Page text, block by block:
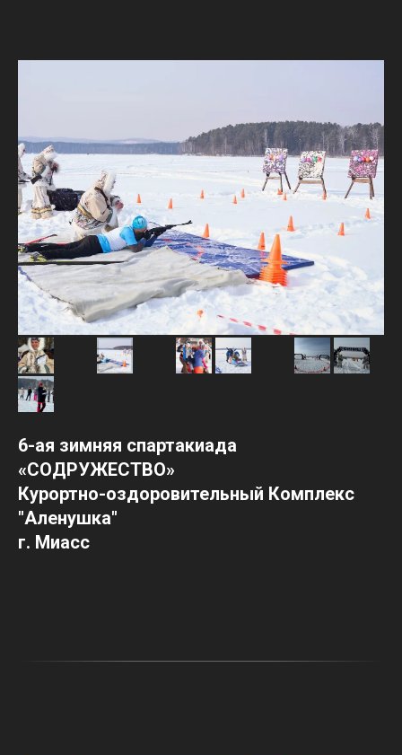
6-ая зимняя спартакиада
«СОДРУЖЕСТВО»
Курортно-оздоровительный Комплекс
"Аленушка"
г. Миасс